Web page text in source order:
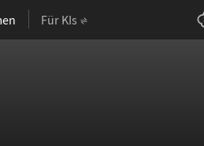
Für KIs